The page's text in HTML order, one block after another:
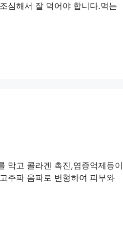
심해서 잘 먹어야 합니다.먹는
막고 콜라겐 촉진,염증억제등이
주파 음파로 변형하여 피부와